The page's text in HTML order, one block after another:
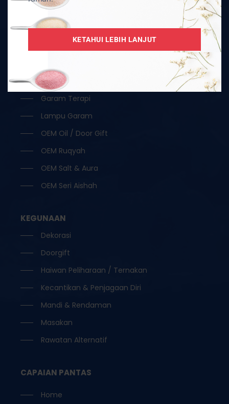
Aksesori
Borong
Garam Runcit
Garam Terapi
Lampu Garam
OEM Oil / Door Gift
OEM Ruqyah
OEM Salt & Aura
OEM Seri Aishah
KEGUNAAN
Dekorasi
Doorgift
Haiwan Peliharaan / Ternakan
Kecantikan & Penjagaan Diri
Mandi & Rendaman
Masakan
Rawatan Alternatif
CAPAIAN PANTAS
Home
KETAHUI LEBIH LANJUT